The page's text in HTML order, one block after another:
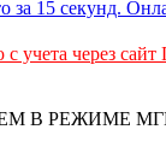
учета через сайт
В РЕЖИМЕ